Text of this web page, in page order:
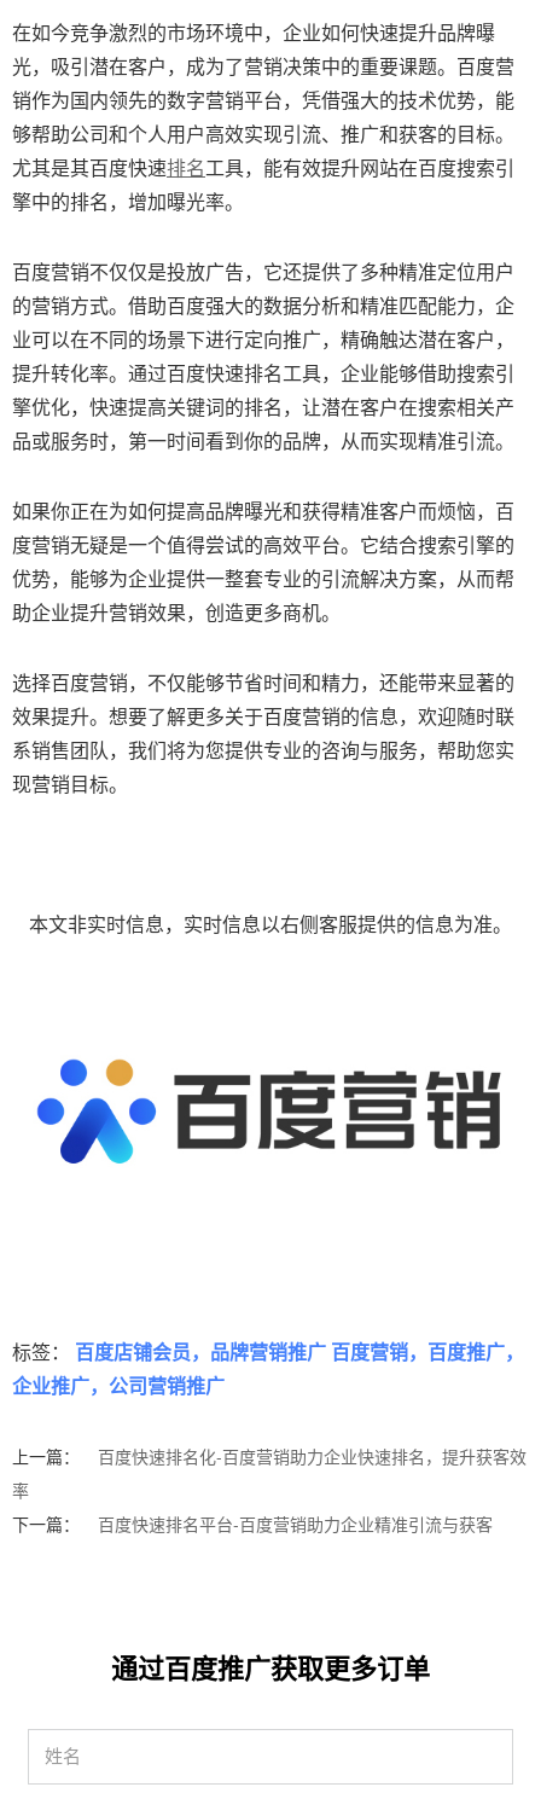
在如今竞争激烈的市场环境中，企业如何快速提升品牌曝
光，吸引潜在客户，成为了营销决策中的重要课题。百度营
销作为国内领先的数字营销平台，凭借强大的技术优势，能
够帮助公司和个人用户高效实现引流、推广和获客的目标。
尤其是其百度快速排名工具，能有效提升网站在百度搜索引
擎中的排名，增加曝光率。
百度营销不仅仅是投放广告，它还提供了多种精准定位用户
的营销方式。借助百度强大的数据分析和精准匹配能力，企
业可以在不同的场景下进行定向推广，精确触达潜在客户，
提升转化率。通过百度快速排名工具，企业能够借助搜索引
擎优化，快速提高关键词的排名，让潜在客户在搜索相关产
品或服务时，第一时间看到你的品牌，从而实现精准引流。
如果你正在为如何提高品牌曝光和获得精准客户而烦恼，百
度营销无疑是一个值得尝试的高效平台。它结合搜索引擎的
优势，能够为企业提供一整套专业的引流解决方案，从而帮
助企业提升营销效果，创造更多商机。
选择百度营销，不仅能够节省时间和精力，还能带来显著的
效果提升。想要了解更多关于百度营销的信息，欢迎随时联
系销售团队，我们将为您提供专业的咨询与服务，帮助您实
现营销目标。
本文非实时信息，实时信息以右侧客服提供的信息为准。
标签： 百度店铺会员，品牌营销推广 百度营销，百度推广，
企业推广，公司营销推广
上一篇：
百度快速排名化-百度营销助力企业快速排名，提升获客效
率
下一篇：
百度快速排名平台-百度营销助力企业精准引流与获客
通过百度推广获取更多订单